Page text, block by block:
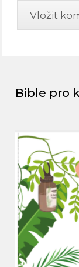
Bible pro